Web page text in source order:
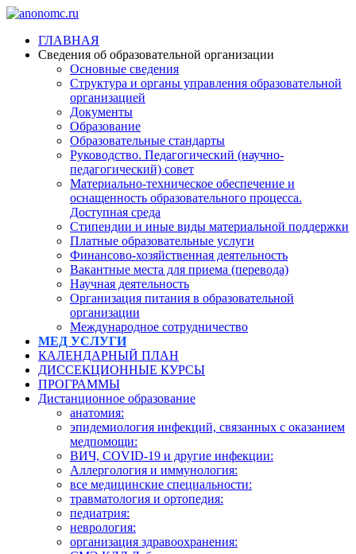
ГЛАВНАЯ
Сведения об образовательной организации
Основные сведения
Структура и органы управления образовательной
организацией
Документы
Образование
Образовательные стандарты
Руководство. Педагогический (научно-
педагогический) совет
Материально-техническое обеспечение и
оснащенность образовательного процесса.
Доступная среда
Стипендии и иные виды материальной поддержки
Платные образовательные услуги
Финансово-хозяйственная деятельность
Вакантные места для приема (перевода)
Научная деятельность
Организация питания в образовательной
организации
Международное сотрудничество
МЕД УСЛУГИ
КАЛЕНДАРНЫЙ ПЛАН
ДИССЕКЦИОННЫЕ КУРСЫ
ПРОГРАММЫ
Дистанционное образование
анатомия:
эпидемиология инфекций, связанных с оказанием
медпомощи:
ВИЧ, COVID-19 и другие инфекции:
Аллергология и иммунология:
все медицинские специальности:
травматология и ортопедия:
педиатрия:
неврология:
организация здравоохранения: